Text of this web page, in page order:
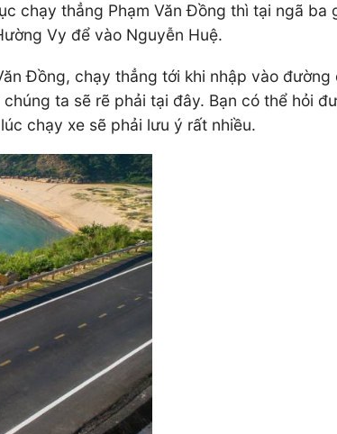
chạy thẳng Phạm Văn Đồng thì tại ngã
Vy để vào Nguyễn Huệ.
Đồng, chạy thẳng tới khi nhập vào đường
ta sẽ rẽ phải tại đây. Bạn có thể hỏi
chạy xe sẽ phải lưu ý rất nhiều.